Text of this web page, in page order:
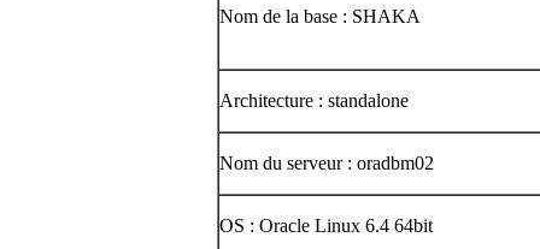
Nom de la base : SHAKA
Architecture : standalone
Nom du serveur : oradbm02
OS : Oracle Linux 6.4 64bit